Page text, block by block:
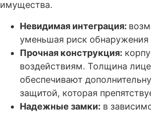
имущества.
Невидимая интеграция:
уменьшая риск
Прочная конструкция:
воздействиям. Толщина
обеспечивают
защитой, которая
Надежные замки: в